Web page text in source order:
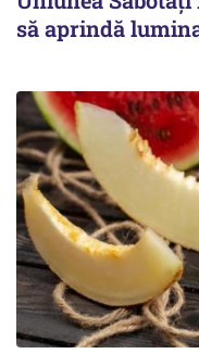
să aprindă